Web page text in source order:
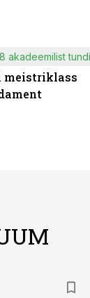
8 akadeemilist tundi